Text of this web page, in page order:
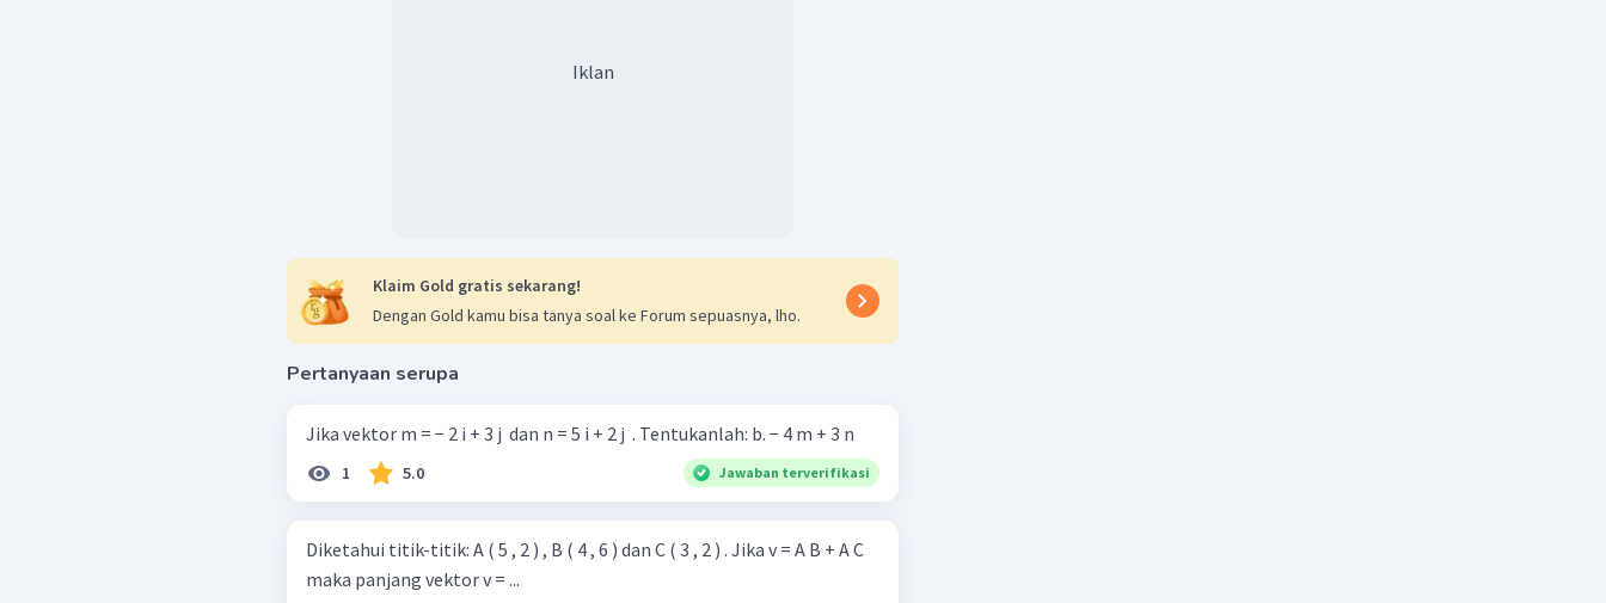
Iklan
Klaim Gold gratis sekarang!
Dengan Gold kamu bisa tanya soal ke Forum sepuasnya, lho.
Pertanyaan serupa
Jika vektor m = − 2 i + 3 j ​ dan n = 5 i + 2 j ​ . Tentukanlah: b. − 4 m + 3 n
1 5.0 Jawaban terverifikasi
Diketahui titik-titik: A ( 5 , 2 ) , B ( 4 , 6 ) dan C ( 3 , 2 ) . Jika v = A B + A C
maka panjang vektor v = ...